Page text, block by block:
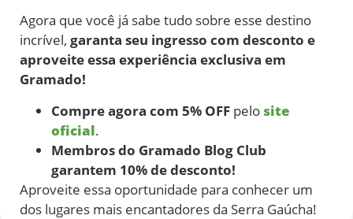
Agora que você já sabe tudo sobre esse destino
incrível, garanta seu ingresso com desconto e
aproveite essa experiência exclusiva em
Gramado!
Compre agora com 5% OFF pelo site
oficial.
Membros do Gramado Blog Club
garantem 10% de desconto!
Aproveite essa oportunidade para conhecer um
dos lugares mais encantadores da Serra Gaúcha!